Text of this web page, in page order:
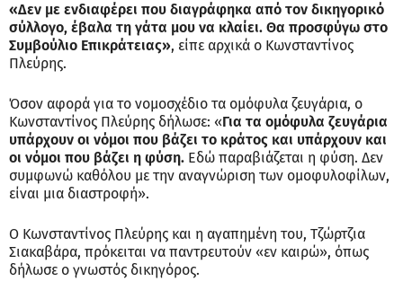
«Δεν με ενδιαφέρει που διαγράφηκα από τον δικηγορικό
σύλλογο, έβαλα τη γάτα μου να κλαίει. Θα προσφύγω στο
Συμβούλιο Επικράτειας», είπε αρχικά ο Κωνσταντίνος
Πλεύρης.
Όσον αφορά για το νομοσχέδιο τα ομόφυλα ζευγάρια, ο
Κωνσταντίνος Πλεύρης δήλωσε: «Για τα ομόφυλα ζευγάρια
υπάρχουν οι νόμοι που βάζει το κράτος και υπάρχουν και
οι νόμοι που βάζει η φύση. Εδώ παραβιάζεται η φύση. Δεν
συμφωνώ καθόλου με την αναγνώριση των ομοφυλοφίλων,
είναι μια διαστροφή».
Ο Κωνσταντίνος Πλεύρης και η αγαπημένη του, Τζώρτζια
Σιακαβάρα, πρόκειται να παντρευτούν «εν καιρώ», όπως
δήλωσε ο γνωστός δικηγόρος.